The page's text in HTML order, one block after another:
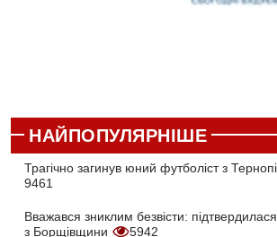
НАЙПОПУЛЯРНІШЕ
Трагічно загинув юний футболіст з
9461
Вважався зниклим безвісти:
з Борщівщини
5942